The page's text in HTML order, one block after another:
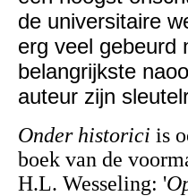
de universitaire
erg veel gebeurd
belangrijkste
auteur zijn
Onder historici is
boek van de
H.L. Wesseling: '